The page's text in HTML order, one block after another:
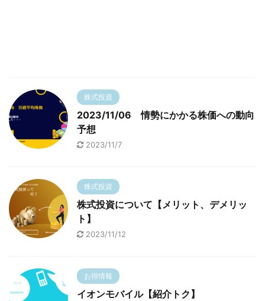
株式投資
2023/11/06 情勢にかかる株価への動向
予想
2023/11/7
株式投資
株式投資について【メリット、デメリッ
ト】
2023/11/12
お得情報
イオンモバイル【紹介トク】